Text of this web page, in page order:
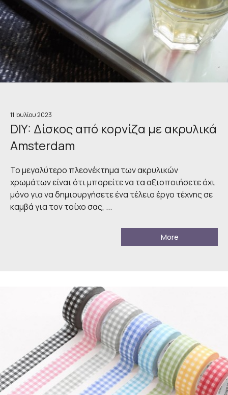
11 Ιουλίου 2023
DIY: Δίσκος από κορνίζα με ακρυλικά
Amsterdam
Το μεγαλύτερο πλεονέκτημα των ακρυλικών
χρωμάτων είναι ότι μπορείτε να τα αξιοποιήσετε όχι
μόνο για να δημιουργήσετε ένα τέλειο έργο τέχνης σε
καμβά για τον τοίχο σας, ...
More